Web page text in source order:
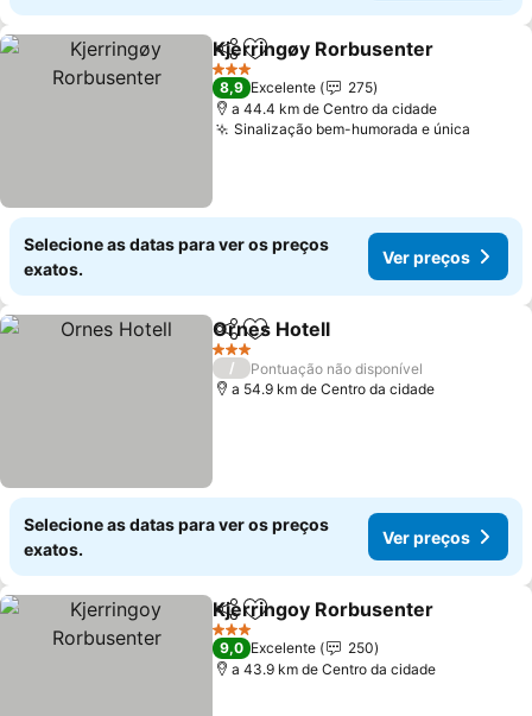
PartilharAdicionar aos favoritos
Kjerringøy Rorbusenter
3 Estrelas
8,9 Excelente
275
a 44.4 km de Centro da cidade
Sinalização bem-humorada e única
Selecione as datas para ver os preços
exatos.
Ver preços
PartilharAdicionar aos favoritos
Ornes Hotell
3 Estrelas
/
Pontuação não disponível
a 54.9 km de Centro da cidade
Selecione as datas para ver os preços
exatos.
Ver preços
PartilharAdicionar aos favoritos
Kjerringoy Rorbusenter
3 Estrelas
9,0 Excelente
250
a 43.9 km de Centro da cidade